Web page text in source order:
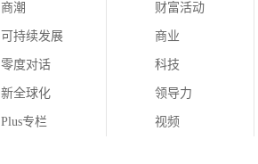
商潮
可持续发展
零度对话
新全球化
Plus专栏
财富活动
商业
科技
领导力
视频